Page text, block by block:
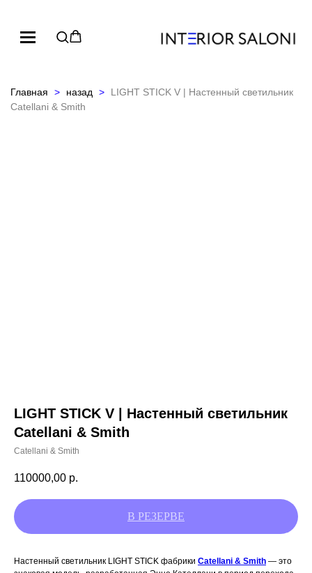
Главная назад
LIGHT STICK V | Настенный светильник
Catellani & Smith
LIGHT STICK V | Настенный светильник
Catellani & Smith
Catellani & Smith
110000,00 р.
Настенный светильник LIGHT STICK фабрики Catellani & Smith — это